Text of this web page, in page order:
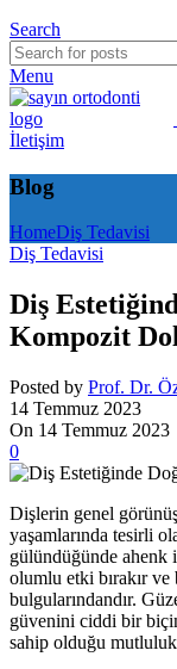
Search
Menu
İletişim
Blog
HomeDiş Tedavisi
Diş Tedavisi
Diş
Kompozit
Posted by Prof. Dr.
14 Temmuz 2023
On 14 Temmuz 2023
0
Dişlerin genel
yaşamlarında tesirli
gülündüğünde ahenk
olumlu etki bırakır ve
bulgularındandır.
güvenini ciddi bir
sahip olduğu mutluluk